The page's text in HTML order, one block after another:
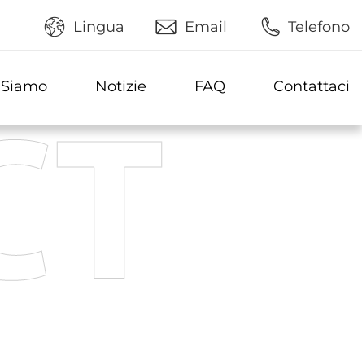
Lingua Email Telefono
Notizie FAQ Contattaci